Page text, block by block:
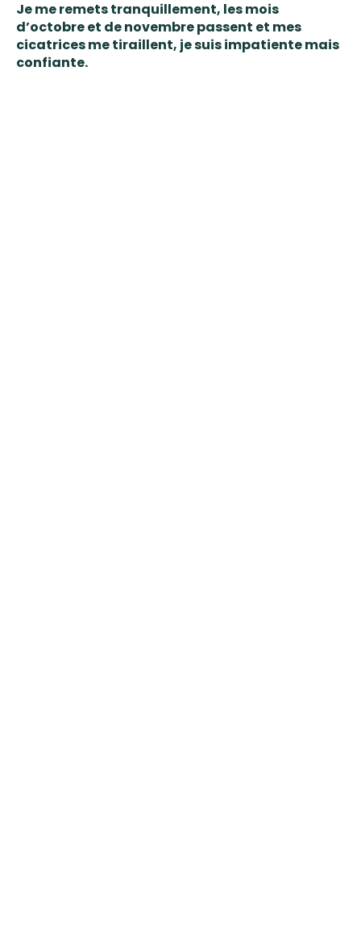
Je me remets tranquillement, les mois
d’octobre et de novembre passent et mes
cicatrices me tiraillent, je suis impatiente mais
confiante.